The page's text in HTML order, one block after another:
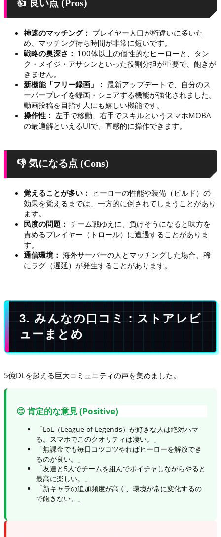
👍 良い点 (Pros)
神速のマッチング： プレイヤー人口が桁違いに多いた
め、マッチング待ち時間が非常に短いです。
戦略の奥深さ： 100体以上の個性的なヒーローと、タン
ク・メイジ・アサシンといった役割分担が重要で、飽きが
きません。
新機能「フリー録画」： 最新アップデートで、自分のス
ーパープレイを録画・シェアする機能が強化されました。
動画投稿を目指す人にも嬉しい機能です。
操作性： 左手で移動、右手でスキルというスマホMOBA
の最適解といえるUIで、直感的に操作できます。
👎 気になる点 (Cons)
覚えることが多い：
ヒーローの性能や装備（ビルド）の
効果を覚えるまでは、一方的に倒されてしまうことがあり
ます。
民度の問題： チーム戦ゆえに、負けそうになると味方を
責めるプレイヤー（トロール）に遭遇することがありま
す。
通信環境： 海外サーバーの人とマッチングした場合、稀
にラグ（遅延）が発生することがあります。
3. みんなの口コミ：ストアレビ
ューまとめ
5億DLを超える巨大コミュニティの声を集めました。
😊 肯定的な意見 (Positive)
「LoL（League of Legends）が好きな人は絶対ハマ
る。スマホでこのクオリティは凄い。」
「無課金でも毎日コツコツやればヒーローを解放でき
るのが良い。」
「友達と5人でチームを組んでボイチャしながらやると
最高に楽しい。」
「新キャラの追加頻度が高く、環境が常に変化するの
で飽きない。」